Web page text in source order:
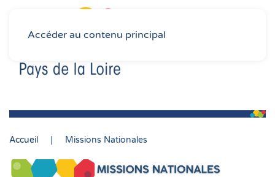
Accéder au contenu principal
Accueil Missions Nationales